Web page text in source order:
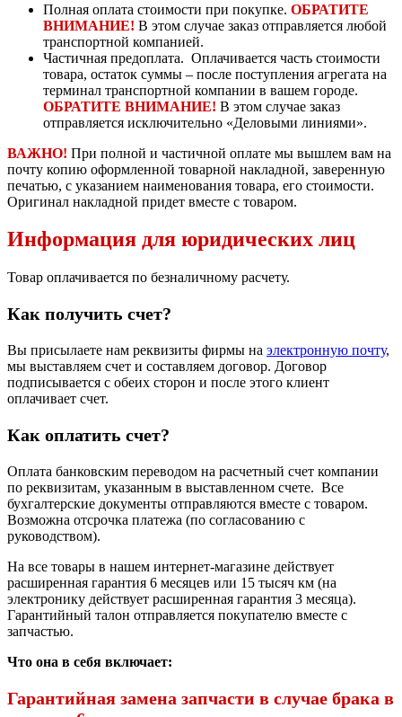
Полная оплата стоимости при покупке. ОБРАТИТЕ
ВНИМАНИЕ! В этом случае заказ отправляется любой
транспортной компанией.
Частичная предоплата. Оплачивается часть стоимости
товара, остаток суммы – после поступления агрегата на
терминал транспортной компании в вашем городе.
ОБРАТИТЕ ВНИМАНИЕ! В этом случае заказ
отправляется исключительно «Деловыми линиями».
ВАЖНО! При полной и частичной оплате мы вышлем вам на
почту копию оформленной товарной накладной, заверенную
печатью, с указанием наименования товара, его стоимости.
Оригинал накладной придет вместе с товаром.
Информация для юридических лиц
Товар оплачивается по безналичному расчету.
Как получить счет?
Вы присылаете нам реквизиты фирмы на электронную почту,
мы выставляем счет и составляем договор. Договор
подписывается с обеих сторон и после этого клиент
оплачивает счет.
Как оплатить счет?
Оплата банковским переводом на расчетный счет компании
по реквизитам, указанным в выставленном счете. Все
бухгалтерские документы отправляются вместе с товаром.
Возможна отсрочка платежа (по согласованию с
руководством).
На все товары в нашем интернет-магазине действует
расширенная гарантия 6 месяцев или 15 тысяч км (на
электронику действует расширенная гарантия 3 месяца).
Гарантийный талон отправляется покупателю вместе с
запчастью.
Что она в себя включает:
Гарантийная замена запчасти в случае брака в